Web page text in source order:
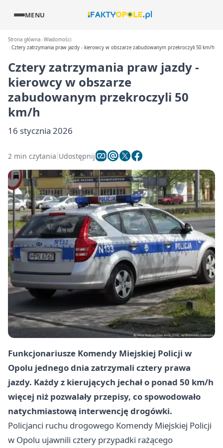
MENU
Strona główna Wiadomości
Cztery zatrzymania praw jazdy - kierowcy w obszarze zabudowanym przekroczyli 50 km/h
Cztery zatrzymania praw jazdy -
kierowcy w obszarze
zabudowanym przekroczyli 50
km/h
16 stycznia 2026
2 min czytania Udostępnij
Funkcjonariusze Komendy Miejskiej Policji w
Opolu jednego dnia zatrzymali cztery prawa
jazdy. Każdy z kierujących jechał o ponad 50 km/h
więcej niż pozwalały przepisy, co spowodowało
natychmiastową interwencję drogówki.
Policjanci ruchu drogowego Komendy Miejskiej Policji
w Opolu ujawnili cztery przypadki rażącego